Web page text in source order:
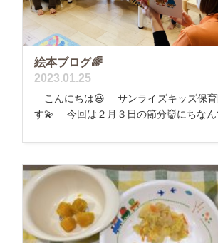
絵本ブログ🌈
2023.01.25
こんにちは😃 サンライズキッズ保
す💫 今回は２月３日の節分👹にちな